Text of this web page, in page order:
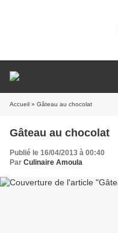
Accueil » Gâteau au chocolat
Gâteau au chocolat
Publié le 16/04/2013 à 00:40
Par Culinaire Amoula